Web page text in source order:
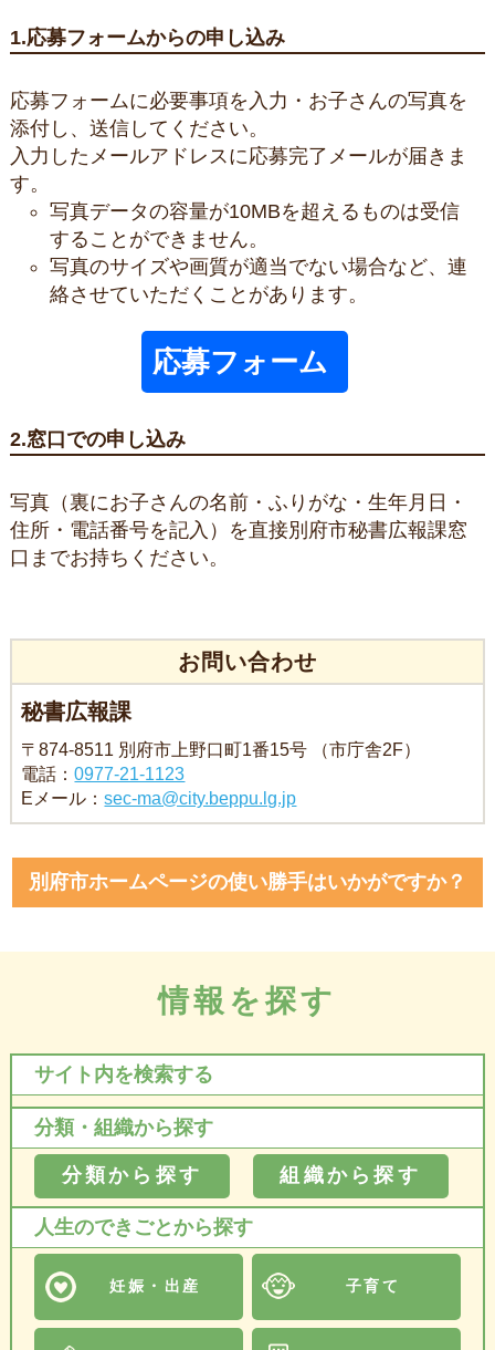
1.応募フォームからの申し込み
応募フォームに必要事項を入力・お子さんの写真を
添付し、送信してください。
入力したメールアドレスに応募完了メールが届きま
す。
写真データの容量が10MBを超えるものは受信
することができません。
写真のサイズや画質が適当でない場合など、連
絡させていただくことがあります。
応募フォーム
2.窓口での申し込み
写真（裏にお子さんの名前・ふりがな・生年月日・
住所・電話番号を記入）を直接別府市秘書広報課窓
口までお持ちください。
お問い合わせ
秘書広報課
〒874-8511 別府市上野口町1番15号 （市庁舎2F）
電話：0977-21-1123
Eメール：sec-ma@city.beppu.lg.jp
別府市ホームページの使い勝手はいかがですか？
情報を探す
サイト内を検索する
分類・組織から探す
分類から探す 組織から探す
人生のできごとから探す
妊娠・出産 子育て